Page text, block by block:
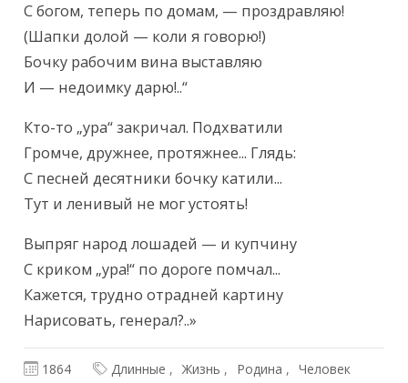
С богом, теперь по домам, — проздравляю!
(Шапки долой — коли я говорю!)
Бочку рабочим вина выставляю
И — недоимку дарю!..“
Кто-то „ура“ закричал. Подхватили
Громче, дружнее, протяжнее... Глядь:
С песней десятники бочку катили...
Тут и ленивый не мог устоять!
Выпряг народ лошадей — и купчину
С криком „ура!“ по дороге помчал...
Кажется, трудно отрадней картину
Нарисовать, генерал?..»
1864 Длинные Жизнь Родина Человек